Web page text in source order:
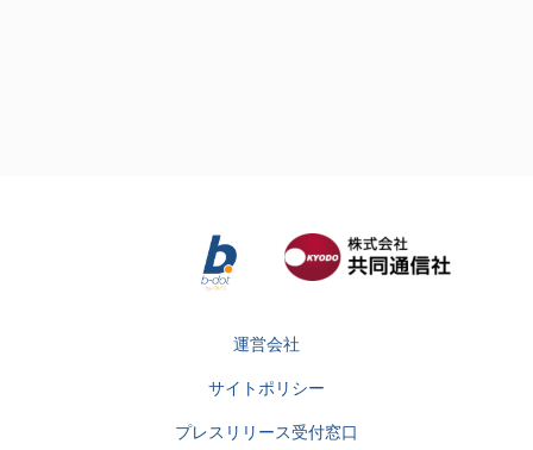
運営会社
サイトポリシー
プレスリリース受付窓口